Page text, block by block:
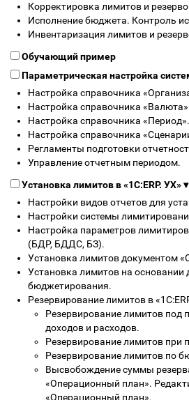
Корректировка лимитов и
Исполнение бюджета. Контроль
Инвентаризация лимитов и
Обучающий пример
Параметрическая настройка
Настройка справочника
Настройка справочника
Настройка справочника «Период».
Настройка справочника
Регламенты подготовки
Управление отчетным периодом.
Установка лимитов в «1С:ERP. УХ»▾
Настройки видов отчетов для
Настройки системы
Настройка параметров
(БДР, БДДС, БЗ).
Установка лимитов документом
Установка лимитов на основании
бюджетирования.
Резервирование лимитов в
Резервирование лимитов под
доходов и расходов.
Резервирование лимитов при
Резервирование лимитов по
Высвобождение суммы
«Операционный план».
«Операционный план».